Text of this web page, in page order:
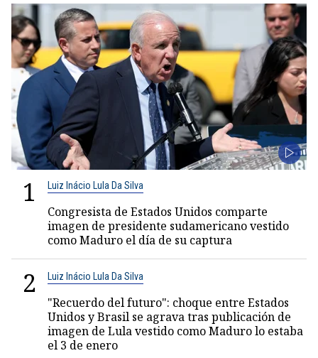
1 Luiz Inácio Lula Da Silva
Congresista de Estados Unidos comparte
imagen de presidente sudamericano vestido
como Maduro el día de su captura
2 Luiz Inácio Lula Da Silva
"Recuerdo del futuro": choque entre Estados
Unidos y Brasil se agrava tras publicación de
imagen de Lula vestido como Maduro lo estaba
el 3 de enero